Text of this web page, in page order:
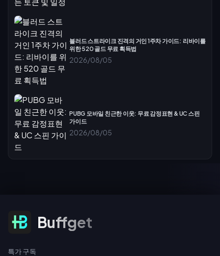
블러드 스트라이크 진격의 거인 1주차 가이드: 리바이를
위한 520 골드 무료 획득법
2026/08/05
PUBG 모바일 친근한 이웃: 무료 감정표현 & UC 스핀
가이드
2026/08/05
특가 구독 Buffget
특가 구독